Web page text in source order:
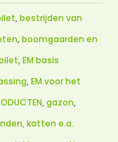
,bestrijden van
,boomgaarden en
,EM basis
,EM voor het
,gazon,
katten e.a.